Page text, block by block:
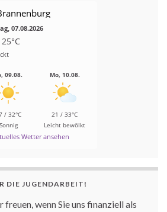
07.08.2026
09.08.
/ 32°C
Sonnig
Mo, 10.08.
21 / 33°C
Leicht bewölkt
Wetter ansehen
DIE JUGENDARBEIT!
freuen, wenn Sie uns finanziell als